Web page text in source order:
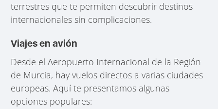
terrestres que te permiten descubrir destinos
internacionales sin complicaciones.
Viajes en avión
Desde el Aeropuerto Internacional de la Región
de Murcia, hay vuelos directos a varias ciudades
europeas. Aquí te presentamos algunas
opciones populares: